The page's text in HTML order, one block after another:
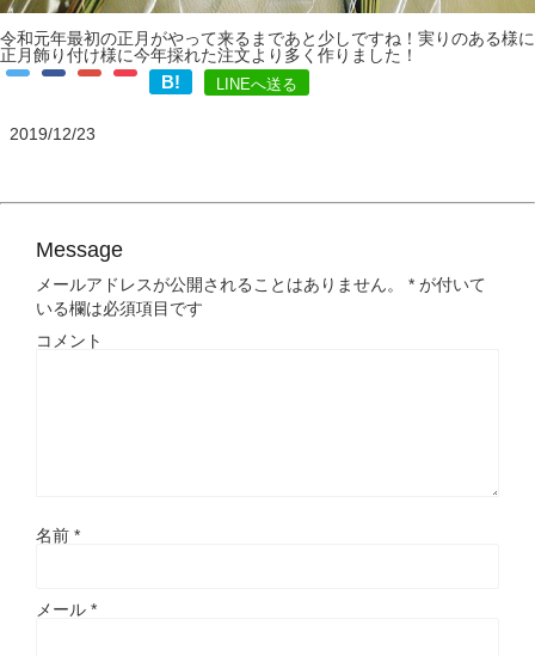
令和元年最初の正月がやって来るまであと少しですね！実りのある様に
正月飾り付け様に今年採れた注文より多く作りました！
B! LINEへ送る
2019/12/23
Message
メールアドレスが公開されることはありません。 * が付いて
いる欄は必須項目です
コメント
名前 *
メール *